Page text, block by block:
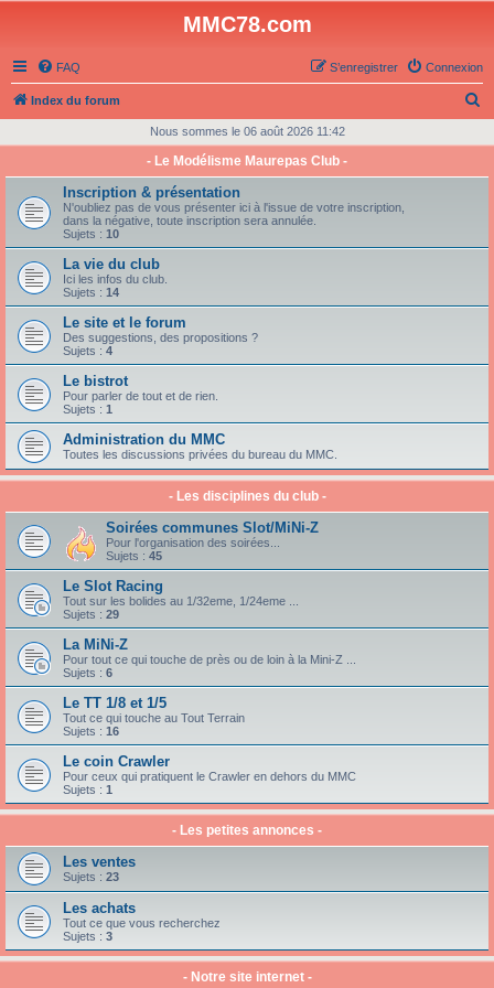
MMC78.com
FAQ Connexion
S’enregistrer
Index du forum
h
e
Nous sommes le 06 août 2026 11:42
- Le Modélisme Maurepas Club -
Inscription & présentation
N'oubliez pas de vous présenter ici à l'issue de votre inscription,
dans la négative, toute inscription sera annulée.
Sujets : 10
La vie du club
Ici les infos du club.
Sujets : 14
Le site et le forum
Des suggestions, des propositions ?
Sujets : 4
Le bistrot
Pour parler de tout et de rien.
Sujets : 1
Administration du MMC
Toutes les discussions privées du bureau du MMC.
- Les disciplines du club -
Soirées communes Slot/MiNi-Z
Pour l'organisation des soirées...
Sujets : 45
Le Slot Racing
Tout sur les bolides au 1/32eme, 1/24eme ...
Sujets : 29
La MiNi-Z
Pour tout ce qui touche de près ou de loin à la Mini-Z ...
Sujets : 6
Le TT 1/8 et 1/5
Tout ce qui touche au Tout Terrain
Sujets : 16
Le coin Crawler
Pour ceux qui pratiquent le Crawler en dehors du MMC
Sujets : 1
- Les petites annonces -
Les ventes
Sujets : 23
Les achats
Tout ce que vous recherchez
Sujets : 3
- Notre site internet -